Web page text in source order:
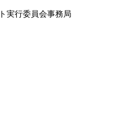
実行委員会事務局